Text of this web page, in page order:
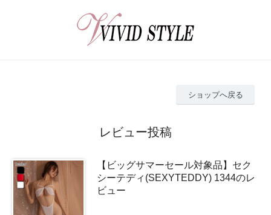
ショップへ戻る
レビュー投稿
【ビッグサマーセール対象品】セク
シーテディ(SEXYTEDDY) 1344のレ
ビュー